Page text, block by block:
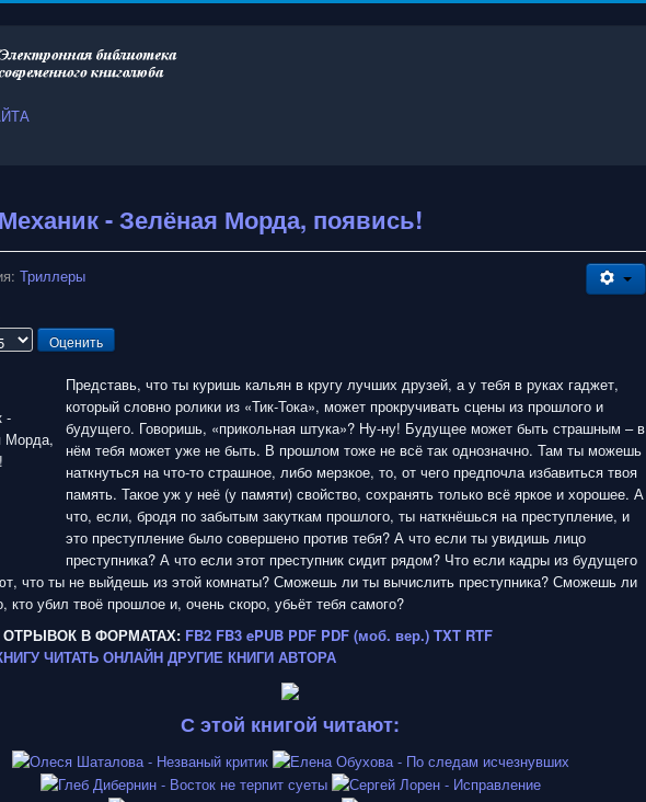
- Зелёная Морда, появись!
Триллеры
Представь, что ты куришь кальян в кругу лучших друзей, а у тебя в руках гаджет,
который словно ролики из «Тик-Тока», может прокручивать сцены из прошлого и
будущего. Говоришь, «прикольная штука»? Ну-ну! Будущее может быть страшным – в
нём тебя может уже не быть. В прошлом тоже не всё так однозначно. Там ты можешь
наткнуться на что-то страшное, либо мерзкое, то, от чего предпочла избавиться твоя
память. Такое уж у неё (у памяти) свойство, сохранять только всё яркое и хорошее. А
что, если, бродя по забытым закуткам прошлого, ты наткнёшься на преступление, и
это преступление было совершено против тебя? А что если ты увидишь лицо
преступника? А что если этот преступник сидит рядом? Что если кадры из будущего
что ты не выйдешь из этой комнаты? Сможешь ли ты вычислить преступника? Сможешь ли
кто убил твоё прошлое и, очень скоро, убьёт тебя самого?
ОТРЫВОК В ФОРМАТАХ: FB2 FB3 ePUB PDF PDF (моб. вер.) TXT RTF
ЧИТАТЬ ОНЛАЙН ДРУГИЕ КНИГИ АВТОРА
С этой книгой читают: